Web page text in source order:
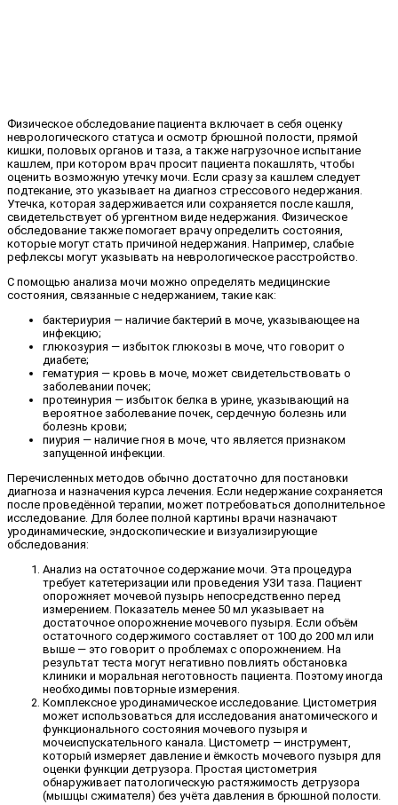
Физическое обследование пациента включает в себя оценку
неврологического статуса и осмотр брюшной полости, прямой
кишки, половых органов и таза, а также нагрузочное испытание
кашлем, при котором врач просит пациента покашлять, чтобы
оценить возможную утечку мочи. Если сразу за кашлем следует
подтекание, это указывает на диагноз стрессового недержания.
Утечка, которая задерживается или сохраняется после кашля,
свидетельствует об ургентном виде недержания. Физическое
обследование также помогает врачу определить состояния,
которые могут стать причиной недержания. Например, слабые
рефлексы могут указывать на неврологическое расстройство.
С помощью анализа мочи можно определять медицинские
состояния, связанные с недержанием, такие как:
бактериурия — наличие бактерий в моче, указывающее на
инфекцию;
глюкозурия — избыток глюкозы в моче, что говорит о
диабете;
гематурия — кровь в моче, может свидетельствовать о
заболевании почек;
протеинурия — избыток белка в урине, указывающий на
вероятное заболевание почек, сердечную болезнь или
болезнь крови;
пиурия — наличие гноя в моче, что является признаком
запущенной инфекции.
Перечисленных методов обычно достаточно для постановки
диагноза и назначения курса лечения. Если недержание сохраняется
после проведённой терапии, может потребоваться дополнительное
исследование. Для более полной картины врачи назначают
уродинамические, эндоскопические и визуализирующие
обследования:
Анализ на остаточное содержание мочи. Эта процедура
требует катетеризации или проведения УЗИ таза. Пациент
опорожняет мочевой пузырь непосредственно перед
измерением. Показатель менее 50 мл указывает на
достаточное опорожнение мочевого пузыря. Если объём
остаточного содержимого составляет от 100 до 200 мл или
выше — это говорит о проблемах с опорожнением. На
результат теста могут негативно повлиять обстановка
клиники и моральная неготовность пациента. Поэтому иногда
необходимы повторные измерения.
Комплексное уродинамическое исследование. Цистометрия
может использоваться для исследования анатомического и
функционального состояния мочевого пузыря и
мочеиспускательного канала. Цистометр — инструмент,
который измеряет давление и ёмкость мочевого пузыря для
оценки функции детрузора. Простая цистометрия
обнаруживает патологическую растяжимость детрузора
(мышцы сжимателя) без учёта давления в брюшной полости.